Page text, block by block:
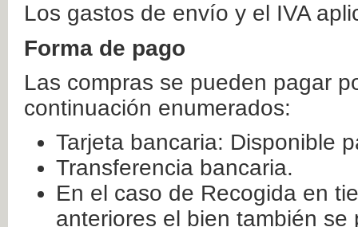
Los gastos de envío y el IVA
Forma de pago
Las compras se pueden pagar
continuación enumerados:
Tarjeta bancaria: Disponible
Transferencia bancaria.
En el caso de Recogida en
anteriores el bien también